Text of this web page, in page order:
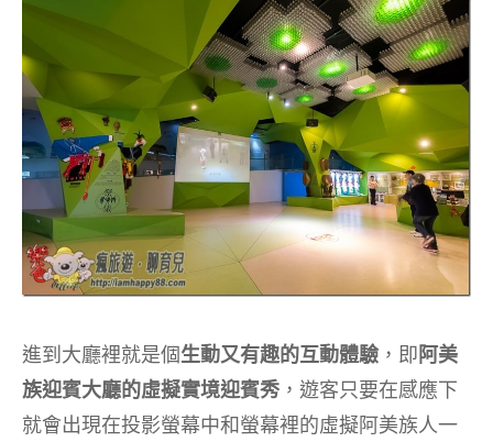
進到大廳裡就是個生動又有趣的互動體驗 ，即阿美
族迎賓大廳的虛擬實境迎賓秀 ，遊客只要在感應下
就會出現在投影螢幕中和螢幕裡的虛擬阿美族人一